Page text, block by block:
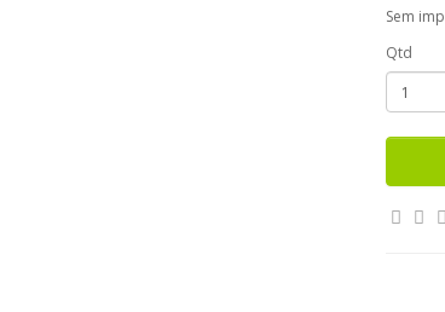
Sem
Qtd